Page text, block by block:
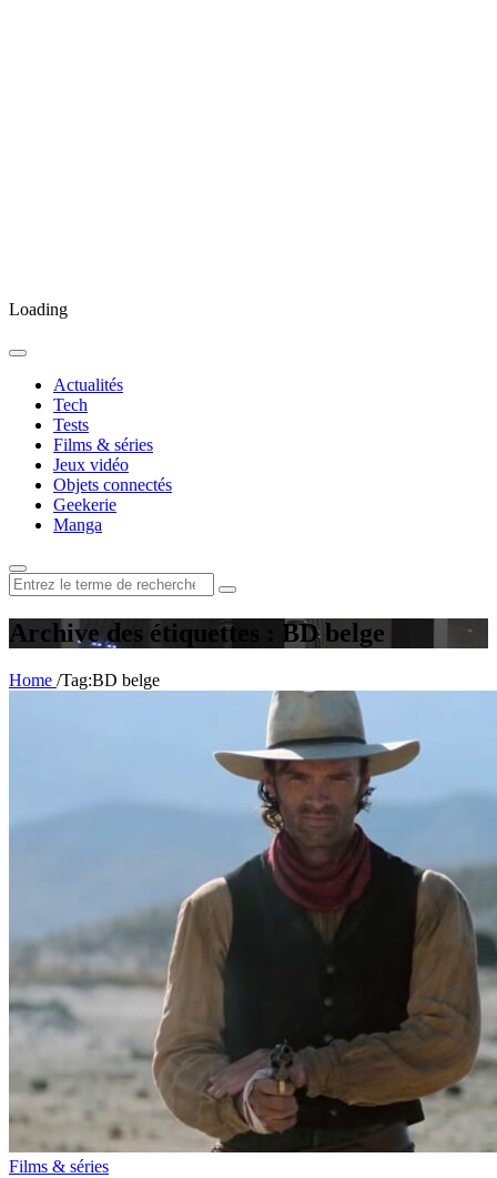
Loading
Actualités
Tech
Tests
Films & séries
Jeux vidéo
Objets connectés
Geekerie
Manga
Rechercher
:
Archive des étiquettes : BD belge
Home /Tag:BD belge
Films & séries